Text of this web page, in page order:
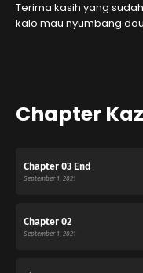
Terima kasih yang
kalo mau nyumbang
Chapter
Chapter 03 End
September 1, 2021
Chapter 02
September 1, 2021